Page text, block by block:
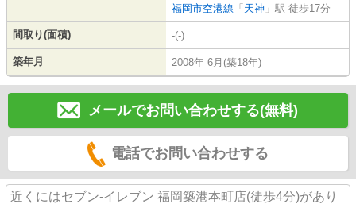
福岡市空港線 「 天神 」駅 徒歩17分
間取り(面積) -(-)
築年月 2008年 6月(築18年)
メールでお問い合わせする(無料)
電話でお問い合わせする
近くにはセブン‐イレブン 福岡築港本町店(徒歩4分)があり